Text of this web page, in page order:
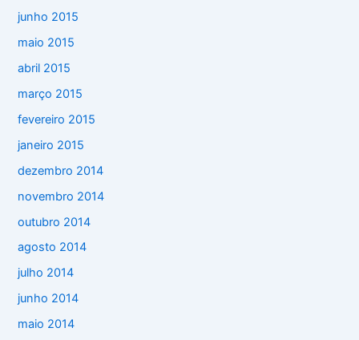
junho 2015
maio 2015
abril 2015
março 2015
fevereiro 2015
janeiro 2015
dezembro 2014
novembro 2014
outubro 2014
agosto 2014
julho 2014
junho 2014
maio 2014